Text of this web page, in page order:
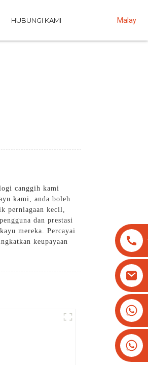
HUBUNGI KAMI Malay
+16266628193
canggih kami
kami, anda boleh
perniagaan kecil,
dan prestasi
mereka. Percayai
keupayaan